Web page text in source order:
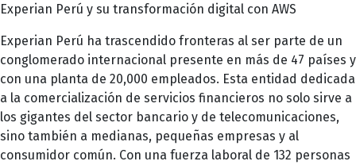
Experian Perú y su transformación digital con AWS
Experian Perú ha trascendido fronteras al ser parte de un
conglomerado internacional presente en más de 47 países y
con una planta de 20,000 empleados. Esta entidad dedicada
a la comercialización de servicios financieros no solo sirve a
los gigantes del sector bancario y de telecomunicaciones,
sino también a medianas, pequeñas empresas y al
consumidor común. Con una fuerza laboral de 132 personas